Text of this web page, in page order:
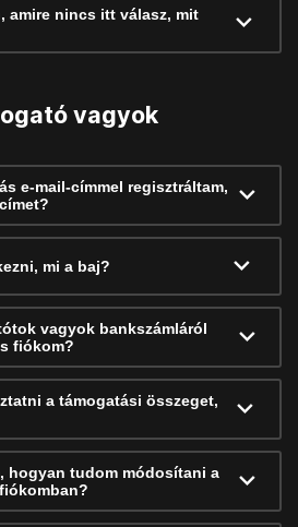
amire nincs itt válasz, mit
vagyok
e-mail-címmel regisztráltam,
mi a baj?
vagyok bankszámláról
fiókom?
a támogatási összeget,
hogyan tudom módosítani a